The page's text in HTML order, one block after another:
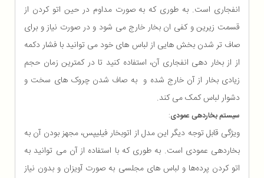
انفجاری است. به طوری که به صورت مداوم در حین اتو کردن از
قسمت زیرین و کفی ان بخار خارج می شود و در صورت نیاز و برای
صاف تر شدن بخش هایی از لباس های خود می توانید با فشار دکمه
از از بخار دهی انفجاری آن، استفاده کنید تا در کمترین زمان حجم
زیادی بخار از آن خارج شده و به صاف شدن چروک های سخت و
دشوار لباس کمک می کند.
سیستم بخاردهی عمودی:
ویژگی قابل توجه دیگر این مدل از اتوبخار فیلیپس، مجهز بودن آن به
بخاردهی عمودی است. به طوری که با استفاده از آن می توانید به
اتو کردن پرده‌ها و لباس ‌های مجلسی به صورت آویزان و بدون نیاز